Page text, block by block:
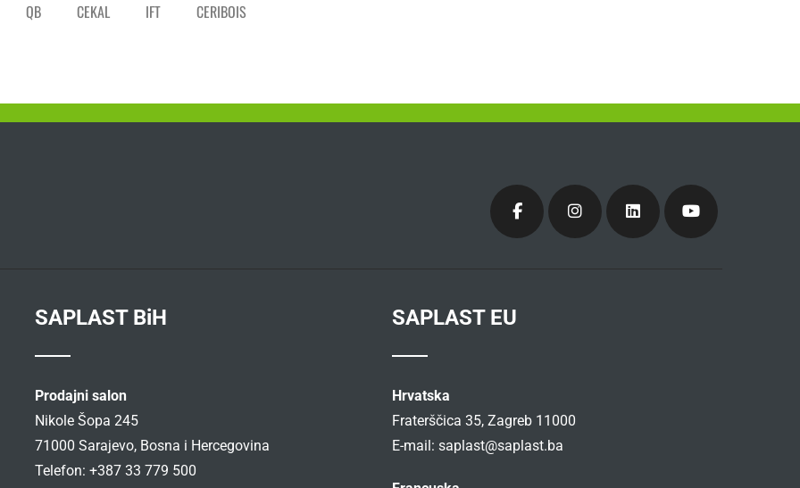
QB CEKAL IFT CERIBOIS
SAPLAST BiH
Prodajni salon
Nikole Šopa 245
71000 Sarajevo, Bosna i Hercegovina
Telefon: +387 33 779 500
SAPLAST EU
Hrvatska
Fraterščica 35, Zagreb 11000
E-mail: saplast@saplast.ba